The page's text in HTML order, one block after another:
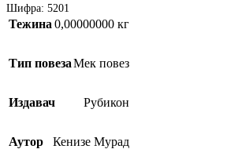
Шифра: 5201
Тежина 0,00000000 кг
Тип повезаМек повез
Издавач Рубикон
Аутор Кенизе Мурад